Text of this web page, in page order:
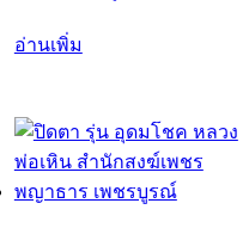
อ่านเพิ่ม